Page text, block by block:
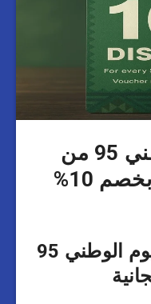
خصومات اليوم الوطني 95 من
10%
اكتشف عرض ايكيا لليوم الوطني 95